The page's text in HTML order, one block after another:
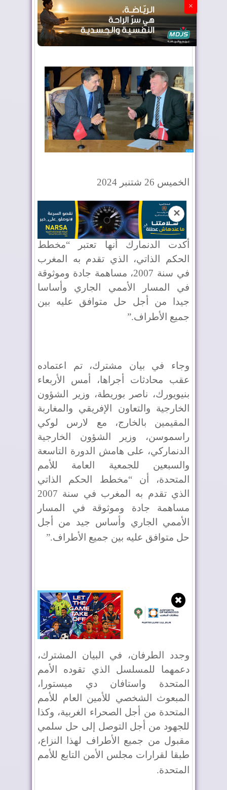
×
الخميس 26 شتنبر 2024
✕
أكدت الدنمارك أنها تعتبر “مخطط
الحكم الذاتي، الذي تقدم به المغرب
في سنة 2007، مساهمة جادة وموثوقة
في المسار الأممي الجاري وأساسا
جيدا من أجل حل متوافق عليه بين
جميع الأطراف”.
وجاء في بيان مشترك، تم اعتماده
عقب محادثات أجراها، أمس الأربعاء
بنيويورك، ناصر بوريطة، وزير الشؤون
الخارجية والتعاون الإفريقي والمغاربة
المقيمين بالخارج، مع لارس لوكي
راسموسن، وزير الشؤون الخارجية
الدنماركي، على هامش الدورة التاسعة
والسبعين للجمعية العامة للأمم
المتحدة، أن “مخطط الحكم الذاتي
الذي تقدم به المغرب في سنة 2007
مساهمة جادة وموثوقة في المسار
الأممي الجاري وأساس جيد من أجل
حل متوافق عليه بين جميع الأطراف”.
✖
وجدد الطرفان، في البيان المشترك،
دعمهما للمسلسل الذي تقوده الأمم
المتحدة واستافان دي ميستورا،
المبعوث الشخصي للأمين العام للأمم
المتحدة من أجل الصحراء الغربية، وكذا
للجهود من أجل التوصل إلى حل سلمي
مقبول من جميع الأطراف لهذا النزاع،
طبقا لقرارات مجلس الأمن التابع للأمم
المتحدة.